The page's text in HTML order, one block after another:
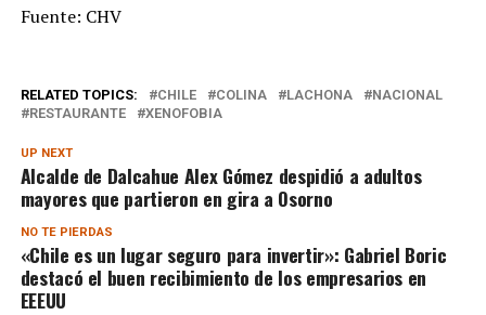
Fuente: CHV
RELATED TOPICS: CHILE COLINA LACHONA
NACIONAL
RESTAURANTE
XENOFOBIA
UP NEXT
Alcalde de Dalcahue Alex Gómez despidió a adultos
mayores que partieron en gira a Osorno
NO TE PIERDAS
«Chile es un lugar seguro para invertir»: Gabriel Boric
destacó el buen recibimiento de los empresarios en
EEEUU